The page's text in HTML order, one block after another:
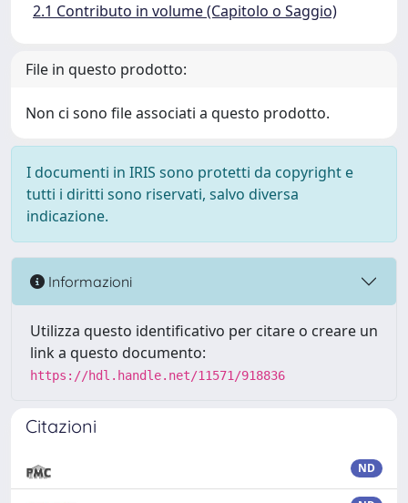
2.1 Contributo in volume (Capitolo o Saggio)
File in questo prodotto:
Non ci sono file associati a questo prodotto.
I documenti in IRIS sono protetti da copyright e
tutti i diritti sono riservati, salvo diversa
indicazione.
Informazioni
Utilizza questo identificativo per citare o creare un
link a questo documento:
https://hdl.handle.net/11571/918836
Citazioni
ND